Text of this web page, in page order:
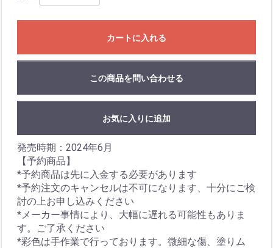
カートに入れる
この商品を問い合わせる
お気に入りに追加
発売時期：2024年6月
【予約商品】
*予約商品は先に入金する必要があります
*予約注文のキャンセルは不可になります、十分にご検
討の上お申し込みください
*メーカー事情により、大幅に遅れる可能性もありま
す。ご了承ください
*彩色は手作業で行っております。微細な傷、塗りム